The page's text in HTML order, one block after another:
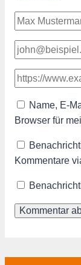
Name, E-
Browser für
Kommentare